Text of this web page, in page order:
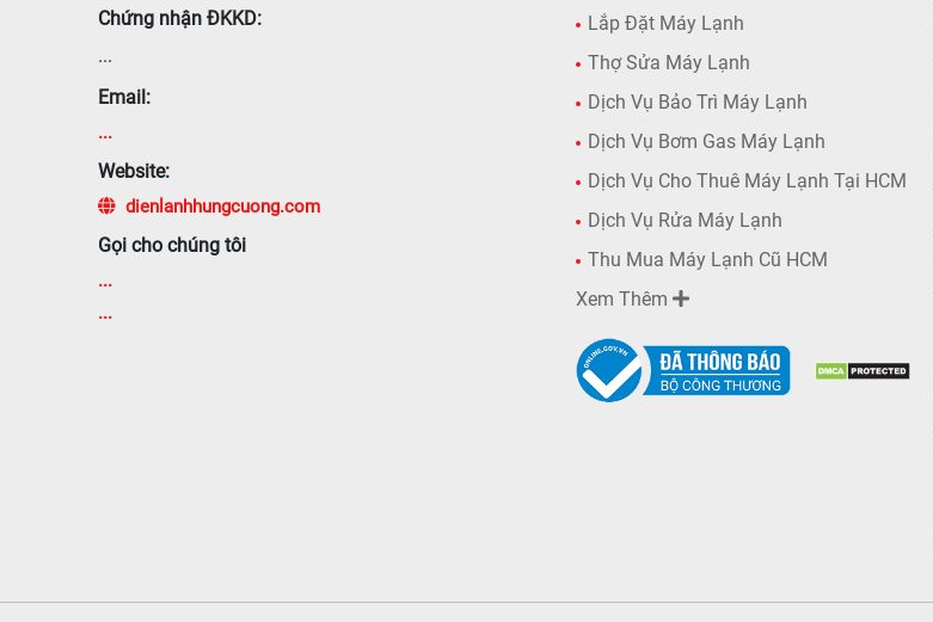
Chứng nhận ĐKKD:
...
Email:
...
Website:
dienlanhhungcuong.com
Gọi cho chúng tôi
...
...
Lắp Đặt Máy Lạnh
Thợ Sửa Máy Lạnh
Dịch Vụ Bảo Trì Máy Lạnh
Dịch Vụ Bơm Gas Máy Lạnh
Dịch Vụ Cho Thuê Máy Lạnh Tại HCM
Dịch Vụ Rửa Máy Lạnh
Thu Mua Máy Lạnh Cũ HCM
Xem Thêm